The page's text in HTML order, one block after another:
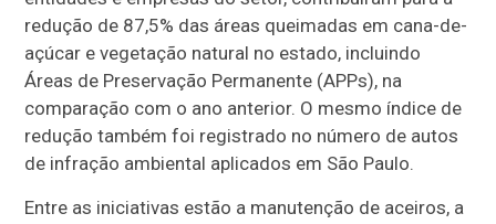
redução de 87,5% das áreas queimadas em cana-de-
açúcar e vegetação natural no estado, incluindo
Áreas de Preservação Permanente (APPs), na
comparação com o ano anterior. O mesmo índice de
redução também foi registrado no número de autos
de infração ambiental aplicados em São Paulo.
Entre as iniciativas estão a manutenção de aceiros, a